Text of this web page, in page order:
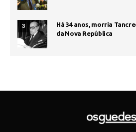
3
Há 34 anos, morria
da Nova República